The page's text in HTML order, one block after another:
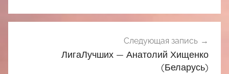
Следующая запись
ЛигаЛучших — Анатолий Хищенко
(Беларусь)